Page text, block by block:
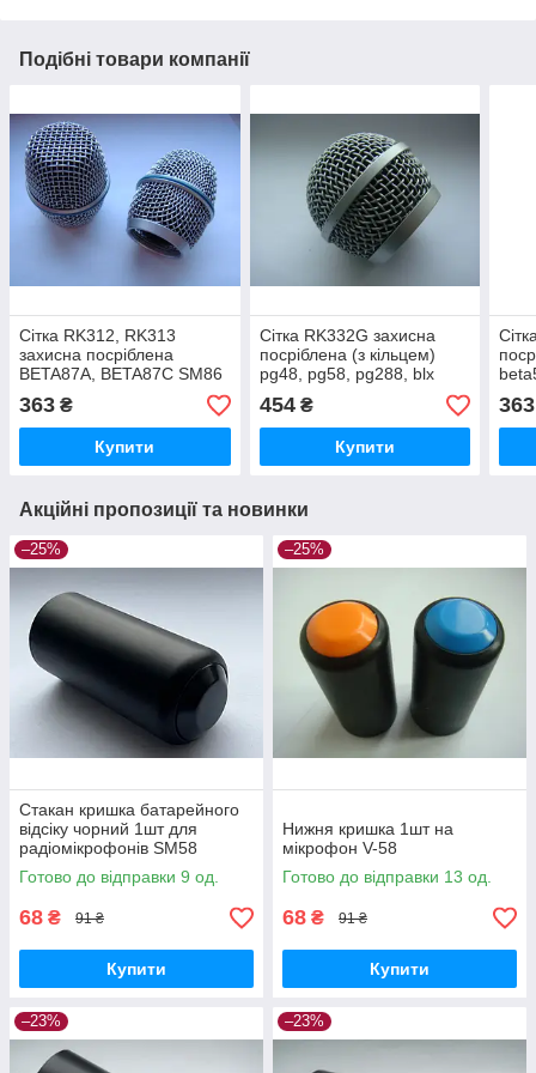
Подібні товари компанії
Сітка RK312, RK313
захисна посріблена
BETA87A, BETA87C SM86
363 ₴
Купити
Сітка RK332G захисна
посріблена (з кільцем)
pg48, pg58, pg288, blx
454₴
Купити
363
Акційні пропозиції та новинки
–25%
Стакан кришка батарейного
відсіку чорний 1шт для
радіомікрофонів SM58
BETA58a PGX SLX M-PRO
GT-4HH
Готово до відправки 9 од.
68 ₴ 91 ₴
Купити
–25%
Нижня кришка 1шт на
мікрофон V-58
Готово до відправки 13 од.
68 ₴ 91 ₴
Купити
–23% –23%